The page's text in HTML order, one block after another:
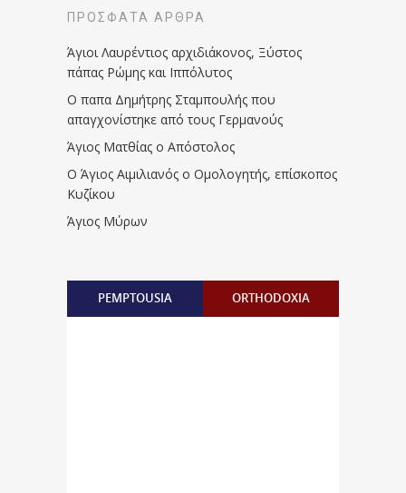
ΠΡΌΣΦΑΤΑ ΆΡΘΡΑ
Άγιοι Λαυρέντιος αρχιδιάκονος, Ξύστος
πάπας Ρώμης και Ιππόλυτος
Ο παπα Δημήτρης Σταμπουλής που
απαγχονίστηκε από τους Γερμανούς
Άγιος Ματθίας ο Απόστολος
Ο Άγιος Αιμιλιανός ο Ομολογητής, επίσκοπος
Κυζίκου
Άγιος Μύρων
PEMPTOUSIA ORTHODOXIA